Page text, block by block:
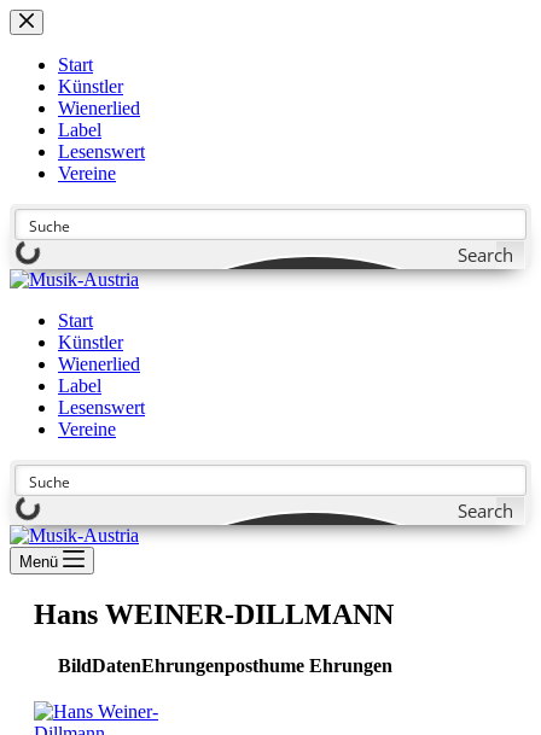
Zum
Inhalt
springenStart
Künstler
Wienerlied
Label
Lesenswert
Vereine
Search
Start
Künstler
Wienerlied
Label
Lesenswert
Vereine
Search
Menü
Hans WEINER-DILLMANN
BildDatenEhrungenposthume Ehrungen